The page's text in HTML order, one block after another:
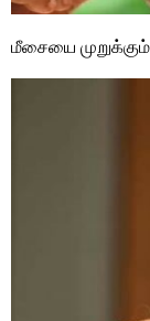
மீசையை